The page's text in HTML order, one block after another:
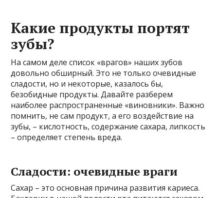
Какие продукты портят
зубы?
На самом деле список «врагов» наших зубов
довольно обширный. Это не только очевидные
сладости, но и некоторые, казалось бы,
безобидные продукты. Давайте разберем
наиболее распространенные «виновники». Важно
помнить, не сам продукт, а его воздействие на
зубы, – кислотность, содержание сахара, липкость
– определяет степень вреда.
Сладости: очевидные враги
Сахар – это основная причина развития кариеса.